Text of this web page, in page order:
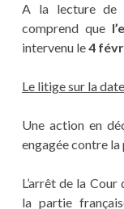
A la lecture de
comprend que
intervenu le4
Le litige sur la
Une action en
engagée contre
L’arrêt de la
la partie